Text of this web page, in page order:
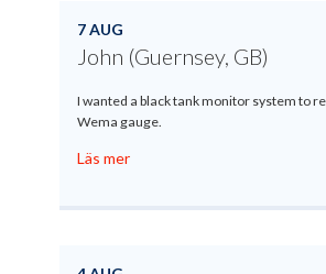
7 AUG
John (Guernsey, GB)
I wanted a black tank monitor system to
Wema gauge.
Läs mer